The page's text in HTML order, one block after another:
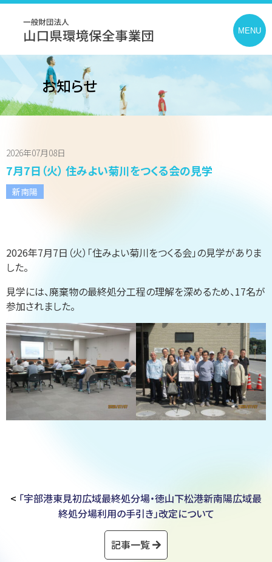
toggle
MENU
お知らせ
2026年07月08日
7月7日（火） 住みよい菊川をつくる会の見学
新南陽
2026年7月7日（火）「住みよい菊川をつくる会」の見学がありま
した。
見学には、廃棄物の最終処分工程の理解を深めるため、17名が
参加されました。
< 「宇部港東見初広域最終処分場・徳山下松港新南陽広域最
終処分場利用の手引き」改定について
記事一覧